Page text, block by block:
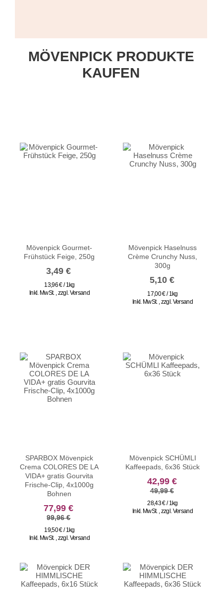
MÖVENPICK PRODUKTE
KAUFEN
Mövenpick Gourmet-
Frühstück Feige, 250g
3,49 €
13,96 € / 1kg
Inkl. MwSt. ,zzgl.Versand
Mövenpick Haselnuss
Crème Crunchy Nuss,
300g
5,10 €
17,00 € / 1kg
Inkl. MwSt. ,zzgl.Versand
SPARBOX Mövenpick
Crema COLORES DE LA
VIDA+ gratis Gourvita
Frische-Clip, 4x1000g
Bohnen
sonderangebot
77,99 €
99,96 €
19,50 € / 1kg
Inkl. MwSt. ,zzgl.Versand
Mövenpick SCHÜMLI
Kaffeepads, 6x36 Stück
sonderangebot
42,99 €
49,99 €
28,43 € / 1kg
Inkl. MwSt. ,zzgl.Versand